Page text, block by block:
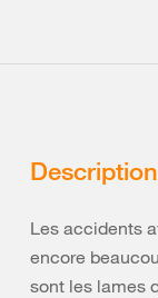
Description
Les accidents
encore
sont les lames